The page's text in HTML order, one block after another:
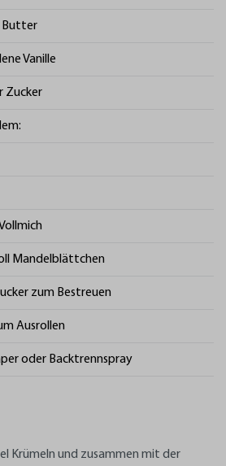
Butter
Vanille
Zucker
Mandelblättchen
zum Bestreuen
Ausrollen
oder Backtrennspray
Krümeln und zusammen mit der